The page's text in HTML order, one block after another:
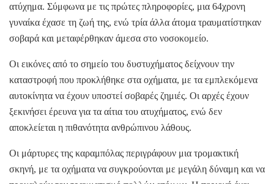
ατύχημα. Σύμφωνα με τις πρώτες πληροφορίες, μια 64χρονη
γυναίκα έχασε τη ζωή της, ενώ τρία άλλα άτομα τραυματίστηκαν
σοβαρά και μεταφέρθηκαν άμεσα στο νοσοκομείο.
Οι εικόνες από το σημείο του δυστυχήματος δείχνουν την
καταστροφή που προκλήθηκε στα οχήματα, με τα εμπλεκόμενα
αυτοκίνητα να έχουν υποστεί σοβαρές ζημιές. Οι αρχές έχουν
ξεκινήσει έρευνα για τα αίτια του ατυχήματος, ενώ δεν
αποκλείεται η πιθανότητα ανθρώπινου λάθους.
Οι μάρτυρες της καραμπόλας περιγράφουν μια τρομακτική
σκηνή, με τα οχήματα να συγκρούονται με μεγάλη δύναμη και να